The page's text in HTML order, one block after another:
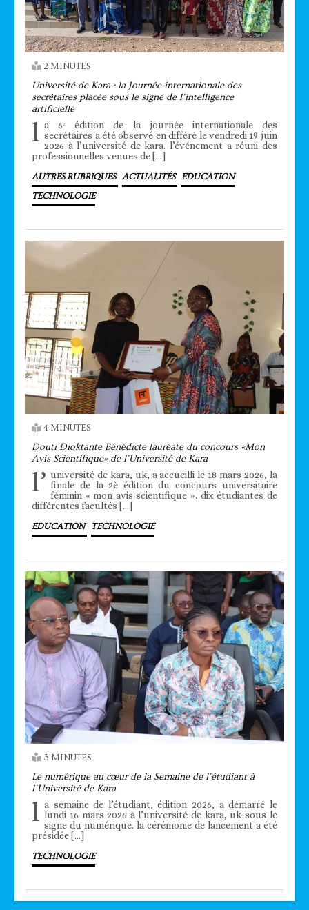
2 MINUTES
Université de Kara : la Journée internationale des
secrétaires placée sous le signe de l’intelligence
artificielle
l a 6ᵉ édition de la journée internationale des
secrétaires a été observé en différé le vendredi 19 juin
2026 à l’université de kara. l’événement a réuni des
professionnelles venues de […]
AUTRES RUBRIQUES ACTUALITÉS EDUCATION
TECHNOLOGIE
4 MINUTES
Douti Dioktante Bénédicte lauréate du concours «Mon
Avis Scientifique» de l’Université de Kara
l’ université de kara, uk, a accueilli le 18 mars 2026, la
finale de la 2è édition du concours universitaire
féminin « mon avis scientifique ». dix étudiantes de
différentes facultés […]
EDUCATION TECHNOLOGIE
3 MINUTES
Le numérique au cœur de la Semaine de l’étudiant à
l’Université de Kara
l a semaine de l’étudiant, édition 2026, a démarré le
lundi 16 mars 2026 à l’université de kara, uk sous le
signe du numérique. la cérémonie de lancement a été
présidée […]
TECHNOLOGIE